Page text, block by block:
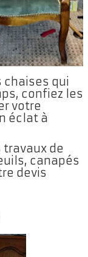
chaises qui
confiez les
votre
éclat à
travaux de
canapés
devis